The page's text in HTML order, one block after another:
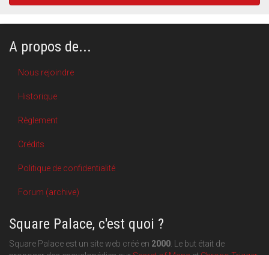
A propos de...
Nous rejoindre
Historique
Règlement
Crédits
Politique de confidentialité
Forum (archive)
Square Palace, c'est quoi ?
Square Palace est un site web créé en 2000 . Le but était de